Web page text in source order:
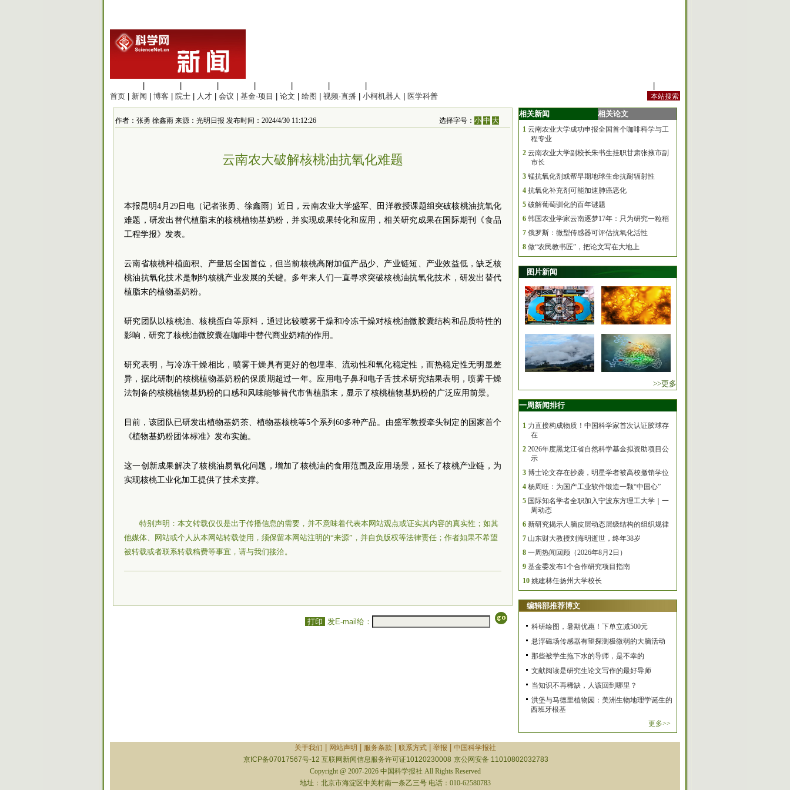
首页
新闻 博客 院士 人才 会议 基金·项目 论文 绘图 视频·直播 小柯机器人 医学科普
作者：张勇 徐鑫雨 来源：光明日报 发布时间：2024/4/30 11:12:26 选择字号：小 中 大
云南农大破解核桃油抗氧化难题
本报昆明4月29日电（记者张勇、徐鑫雨）近日，云南农业大学盛军、田洋教授课题组突破核桃油抗氧化
难题，研发出替代植脂末的核桃植物基奶粉，并实现成果转化和应用，相关研究成果在国际期刊《食品
工程学报》发表。
云南省核桃种植面积、产量居全国首位，但当前核桃高附加值产品少、产业链短、产业效益低，缺乏核
桃油抗氧化技术是制约核桃产业发展的关键。多年来人们一直寻求突破核桃油抗氧化技术，研发出替代
植脂末的植物基奶粉。
研究团队以核桃油、核桃蛋白等原料，通过比较喷雾干燥和冷冻干燥对核桃油微胶囊结构和品质特性的
影响，研究了核桃油微胶囊在咖啡中替代商业奶精的作用。
研究表明，与冷冻干燥相比，喷雾干燥具有更好的包埋率、流动性和氧化稳定性，而热稳定性无明显差
异，据此研制的核桃植物基奶粉的保质期超过一年。应用电子鼻和电子舌技术研究结果表明，喷雾干燥
法制备的核桃植物基奶粉的口感和风味能够替代市售植脂末，显示了核桃植物基奶粉的广泛应用前景。
目前，该团队已研发出植物基奶茶、植物基核桃等5个系列60多种产品。由盛军教授牵头制定的国家首个
《植物基奶粉团体标准》发布实施。
这一创新成果解决了核桃油易氧化问题，增加了核桃油的食用范围及应用场景，延长了核桃产业链，为
实现核桃工业化加工提供了技术支撑。
特别声明：本文转载仅仅是出于传播信息的需要，并不意味着代表本网站观点或证实其内容的真实性；如其
他媒体、网站或个人从本网站转载使用，须保留本网站注明的“来源”，并自负版权等法律责任；作者如果不希望
被转载或者联系转载稿费等事宜，请与我们接洽。
打印 发E-mail给：
相关新闻 相关论文
1 云南农业大学成功申报全国首个咖啡科学与工
程专业
2 云南农业大学副校长朱书生挂职甘肃张掖市副
市长
3 锰抗氧化剂或帮早期地球生命抗耐辐射性
4 抗氧化补充剂可能加速肺癌恶化
5 破解葡萄驯化的百年谜题
6 韩国农业学家云南逐梦17年：只为研究一粒稻
7 俄罗斯：微型传感器可评估抗氧化活性
8 做“农民教书匠”，把论文写在大地上
图片新闻
>>更多
一周新闻排行
1 力直接构成物质！中国科学家首次认证胶球存
在
2 2026年度黑龙江省自然科学基金拟资助项目公
示
3 博士论文存在抄袭，明星学者被高校撤销学位
4 杨周旺：为国产工业软件锻造一颗“中国心”
5 国际知名学者全职加入宁波东方理工大学｜一
周动态
6 新研究揭示人脑皮层动态层级结构的组织规律
7 山东财大教授刘海明逝世，终年38岁
8 一周热闻回顾（2026年8月2日）
9 基金委发布1个合作研究项目指南
10 姚建林任扬州大学校长
编辑部推荐博文
科研绘图，暑期优惠！下单立减500元
悬浮磁场传感器有望探测极微弱的大脑活动
那些被学生拖下水的导师，是不幸的
文献阅读是研究生论文写作的最好导师
当知识不再稀缺，人该回到哪里？
洪堡与马德里植物园：美洲生物地理学诞生的
西班牙根基
更多>>
关于我们 网站声明 服务条款 联系方式| 举报
中国科学报社
京ICP备07017567号-12 互联网新闻信息服务许可证10120230008 京公网安备 11010802032783
Copyright @ 2007-2026 中国科学报社 All Rights Reserved
地址：北京市海淀区中关村南一条乙三号 电话：010-62580783